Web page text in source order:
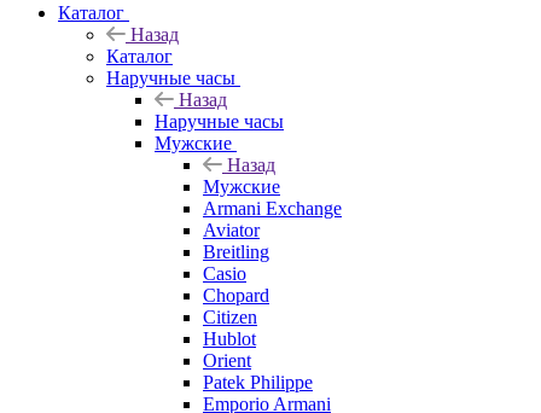
Каталог
Назад
Каталог
Наручные часы
Назад
Наручные часы
Мужские
Назад
Мужские
Armani Exchange
Aviator
Breitling
Casio
Chopard
Citizen
Hublot
Orient
Patek Philippe
Emporio Armani